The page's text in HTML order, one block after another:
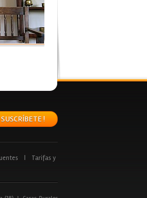
SUSCRÍBETE !
Tarifas y